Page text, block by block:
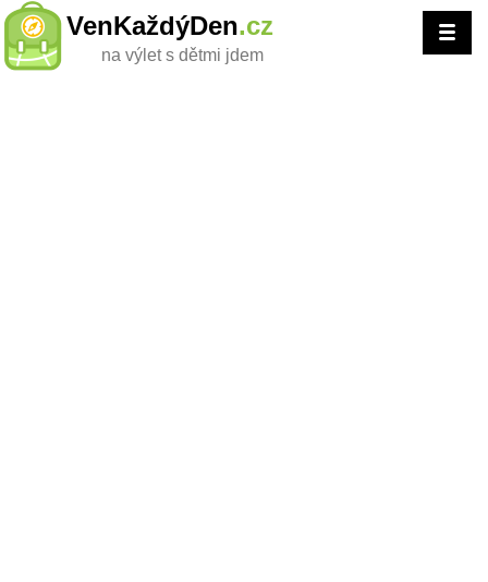
VenKaždýDen.cz
na výlet s dětmi jdem